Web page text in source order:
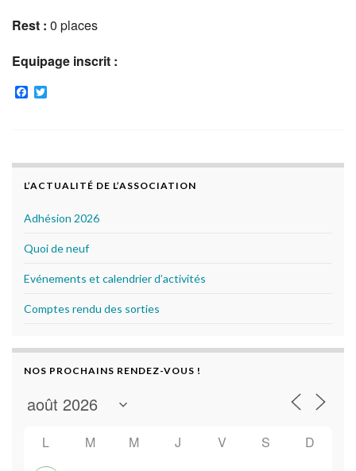
Rest : 0 places
Equipage inscrit :
F
o
k
r
L’ACTUALITÉ DE L’ASSOCIATION
Adhésion 2026
Quoi de neuf
Evénements et calendrier d’activités
Comptes rendu des sorties
NOS PROCHAINS RENDEZ-VOUS !
L M M J V S D